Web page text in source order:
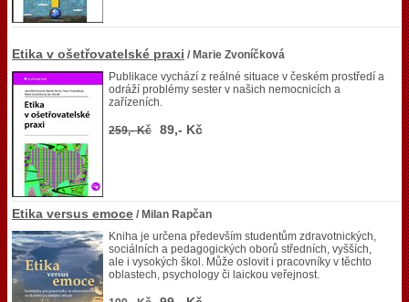
Etika v ošetřovatelské praxi / Marie Zvoníčková
Publikace vychází z reálné situace v českém prostředí a
odráží problémy sester v našich nemocnicích a
zařízeních.
259,- Kč 89,- Kč
Etika versus emoce / Milan Rapčan
Kniha je určena především studentům zdravotnických,
sociálních a pedagogických oborů středních, vyšších,
ale i vysokých škol. Může oslovit i pracovníky v těchto
oblastech, psychology či laickou veřejnost.